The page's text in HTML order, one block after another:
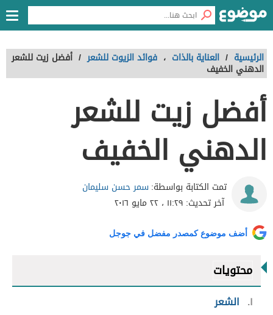
الرئيسية / العناية بالذات ، فوائد الزيوت للشعر / أفضل زيت للشعر
الدهني الخفيف
أفضل زيت للشعر
الدهني الخفيف
تمت الكتابة بواسطة:سمر حسن سليمان
آخر تحديث: ١١:٢٩ ، ٢٢ مايو ٢٠١٦
أضف موضوع كمصدر مفضل في جوجل
محتويات
١
الشعر